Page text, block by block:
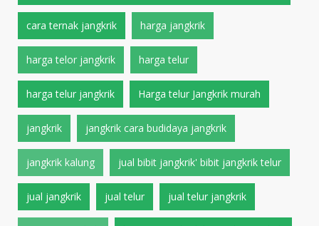
cara ternak jangkrik harga jangkrik
harga telor jangkrik harga telur
harga telur jangkrik Harga telur Jangkrik murah
jangkrik jangkrik cara budidaya jangkrik
jangkrik kalung jual bibit jangkrik' bibit jangkrik telur
jual jangkrik jual telur jual telur jangkrik